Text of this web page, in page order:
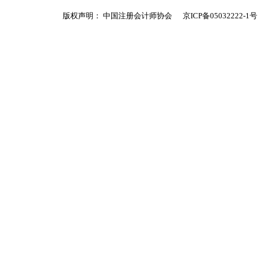
版权声明： 中国注册会计师协会 京ICP备05032222-1号